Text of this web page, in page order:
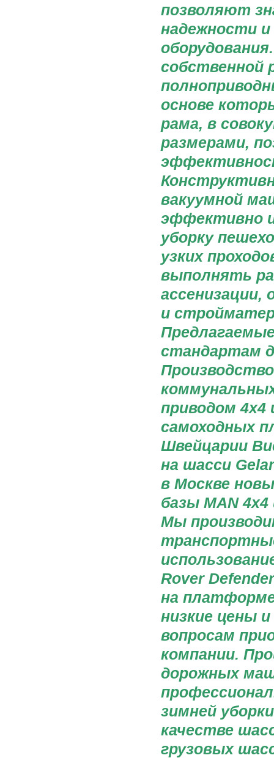
позволяют
надежности и
собственной
основе
рама, в
размерами,
вакуумной
эффективно
уборку
узких
выполнять
ассенизации,
и
стандартам
приводом 4х4
самоходных
Швейцарии
на шасси
в Москве
базы MAN
Мы
Rover
на платформе
низкие цены
вопросам
компании.
дорожных
зимней
качестве
грузовых